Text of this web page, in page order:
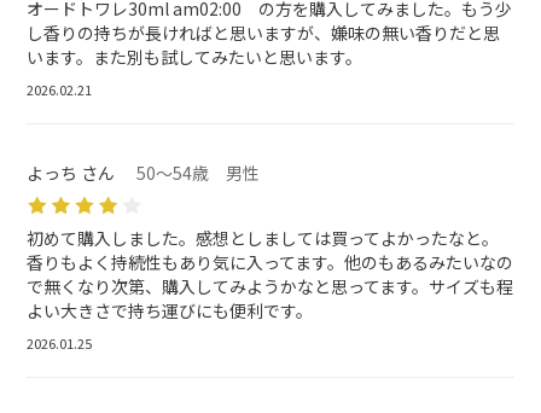
オードトワレ30ml am02:00 の方を購入してみました。もう少
し香りの持ちが長ければと思いますが、嫌味の無い香りだと思
います。また別も試してみたいと思います。
2026.02.21
よっち さん 50～54歳 男性
初めて購入しました。感想としましては買ってよかったなと。
香りもよく持続性もあり気に入ってます。他のもあるみたいなの
で無くなり次第、購入してみようかなと思ってます。サイズも程
よい大きさで持ち運びにも便利です。
2026.01.25